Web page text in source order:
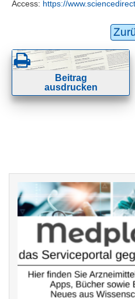
Access: https://
Beitrag
ausdrucken